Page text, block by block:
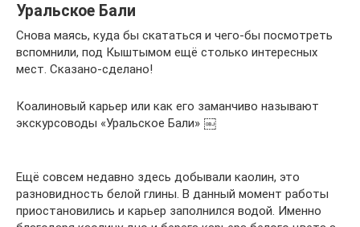
Уральское Бали
Снова маясь, куда бы скататься и чего-бы посмотреть
вспомнили, под Кыштымом ещё столько интересных
мест. Сказано-сделано!
Коалиновый карьер или как его заманчиво называют
экскурсоводы «Уральское Бали» ￼
Ещё совсем недавно здесь добывали каолин, это
разновидность белой глины. В данный момент работы
приостановились и карьер заполнился водой. Именно